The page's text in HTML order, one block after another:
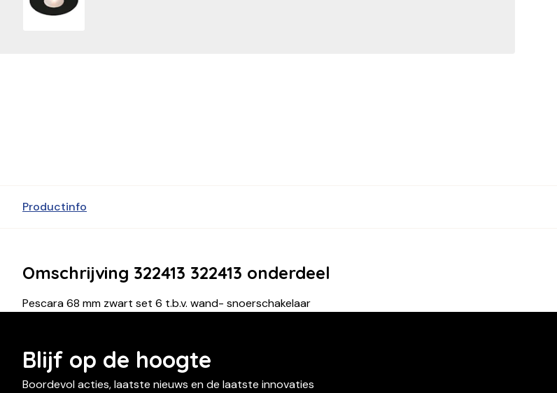
Productinfo
Omschrijving 322413 322413 onderdeel
Pescara 68 mm zwart set 6 t.b.v. wand- snoerschakelaar
Blijf op de hoogte
Boordevol acties, laatste nieuws en de laatste innovaties